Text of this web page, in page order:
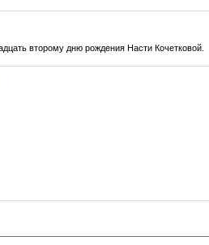
второму дню рождения Насти Кочетковой.